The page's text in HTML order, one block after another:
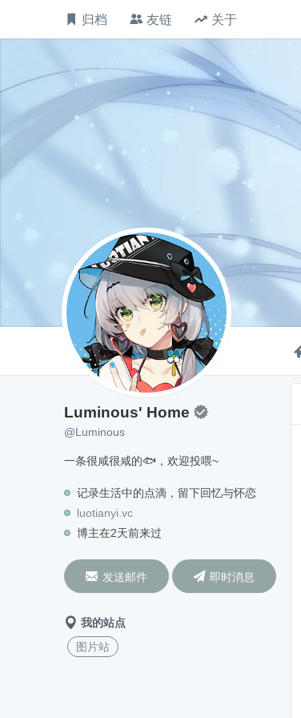
归档 友链 关于
Luminous' Home
@Luminous
Luminous' Home 
@Luminous
一条很咸很咸的🐟，欢迎投喂~
记录生活中的点滴，留下回忆与怀恋
luotianyi.vc
博主在2天前来过
 发送邮件  即时消息
我的站点
图片站